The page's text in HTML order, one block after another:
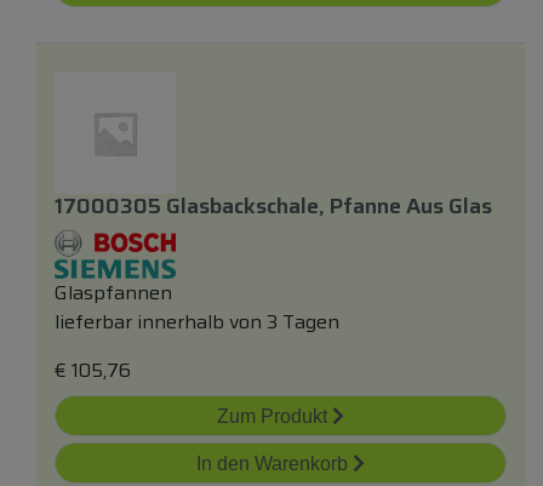
17000305 Glasbackschale, Pfanne Aus Glas
Glaspfannen
lieferbar innerhalb von 3 Tagen
€ 105,76
Zum Produkt
In den Warenkorb